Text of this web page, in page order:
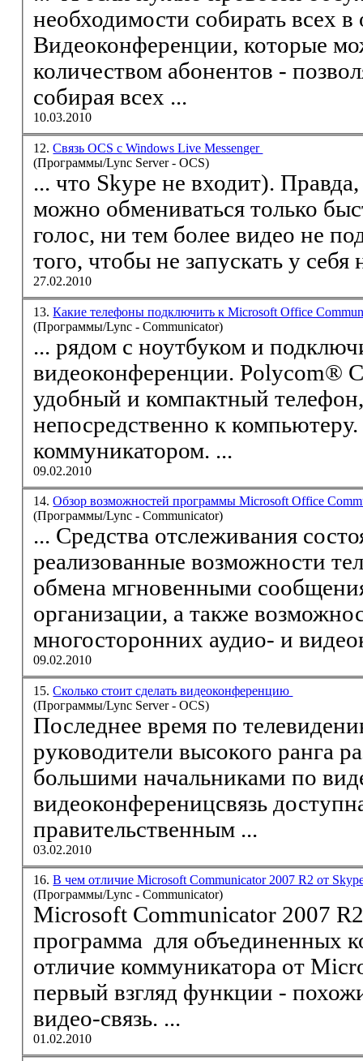
необходимости собирать всех в
Видеоконференции, которые
количеством абонентов - позволяет решать вопросы не
собирая всех ...
10.03.2010
12.Связь OCS c Windows Live Messenger
(Программы/Lync Server - OCS)
... что Skype не входит). Правда, с этими пользователями
можно обмениваться только быстрыми сообщениями, ни
голос, ни тем болеевидео не
27.02.2010
13.Какие телефоны подключить к Microsoft Office
(Программы/Lync - Communicator)
... рядом с ноутбуком и
видеоконференции. Polycom® CX200 Desktop Phone -
удобный и компактный
непосредственно к компьютеру.
коммуникатором. ...
09.02.2010
14.Обзор возможностей программы Microsoft Office
(Программы/Lync - Communicator)
... Средства отслеживания
реализованные возможности
обмена мгновенными
организации, а также
многосторонних аудио- ивидео
09.02.2010
15.Сколько стоит сделать видеоконференцию
(Программы/Lync Server - OCS)
Последнее время по
руководители высокого ранга разговаривают с другими
большими начальниками по
видеоконференицсвязь
правительственным ...
03.02.2010
16.В чем отличие Microsoft Communicator 2007 R2 от
(Программы/Lync - Communicator)
Microsoft Communicator 2007
программа для объединенных
отличие коммуникатора от
видео-связь. ...
01.02.2010